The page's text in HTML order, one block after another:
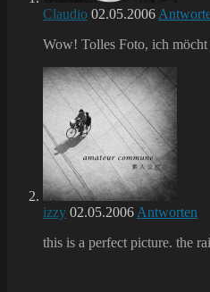
Claudio 02.05.2006
Wow! Tolles Foto, ich möcht
izzy 02.05.2006 Antworten
this is a perfect picture. the